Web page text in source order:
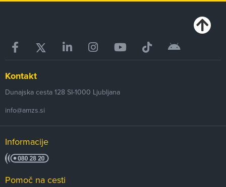
Kontakt
Dunajska cesta 128 SI-1000 Ljubljana
info@amzs.si
Informacije
Pomoč na cesti